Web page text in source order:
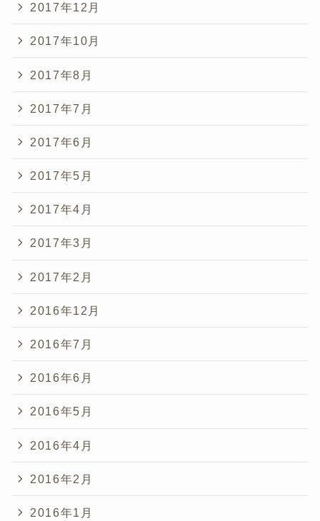
2017年12月
2017年10月
2017年8月
2017年7月
2017年6月
2017年5月
2017年4月
2017年3月
2017年2月
2016年12月
2016年7月
2016年6月
2016年5月
2016年4月
2016年2月
2016年1月